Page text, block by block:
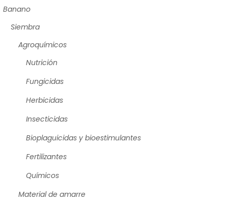
Banano
Siembra
Agroquímicos
Nutrición
Fungicidas
Herbicidas
Insecticidas
Bioplaguicidas y bioestimulantes
Fertilizantes
Químicos
Material de amarre